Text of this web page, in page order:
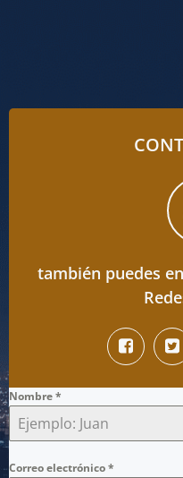
también puedes
Nombre*
Correo electrónico*